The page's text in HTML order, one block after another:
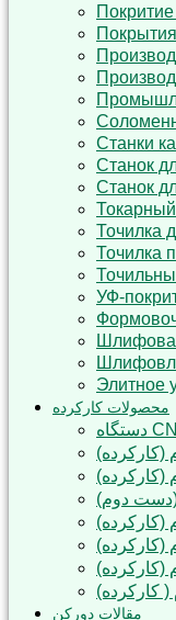
Станки
Станок
Станок
Точилка
Точилка
УФ-
Элитное
محصولات کارکرده
(دست دوم)
(کارکرده)
(کارکرده)
(کارکرده)
کارکرده)
مقالات دورکن